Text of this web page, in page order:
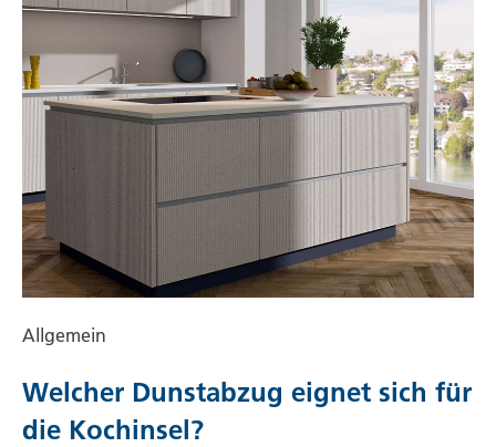
Allgemein
Welcher Dunstabzug eignet sich für
die Kochinsel?